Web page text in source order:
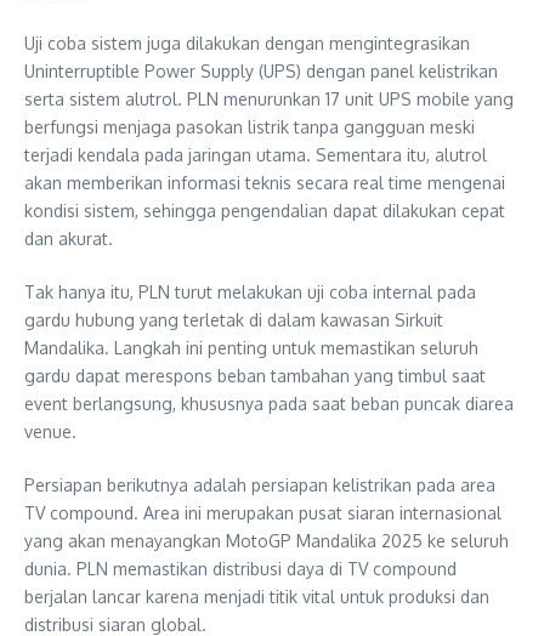
Uji coba sistem juga dilakukan dengan mengintegrasikan
Uninterruptible Power Supply (UPS) dengan panel kelistrikan
serta sistem alutrol. PLN menurunkan 17 unit UPS mobile yang
berfungsi menjaga pasokan listrik tanpa gangguan meski
terjadi kendala pada jaringan utama. Sementara itu, alutrol
akan memberikan informasi teknis secara real time mengenai
kondisi sistem, sehingga pengendalian dapat dilakukan cepat
dan akurat.
Tak hanya itu, PLN turut melakukan uji coba internal pada
gardu hubung yang terletak di dalam kawasan Sirkuit
Mandalika. Langkah ini penting untuk memastikan seluruh
gardu dapat merespons beban tambahan yang timbul saat
event berlangsung, khususnya pada saat beban puncak diarea
venue.
Persiapan berikutnya adalah persiapan kelistrikan pada area
TV compound. Area ini merupakan pusat siaran internasional
yang akan menayangkan MotoGP Mandalika 2025 ke seluruh
dunia. PLN memastikan distribusi daya di TV compound
berjalan lancar karena menjadi titik vital untuk produksi dan
distribusi siaran global.